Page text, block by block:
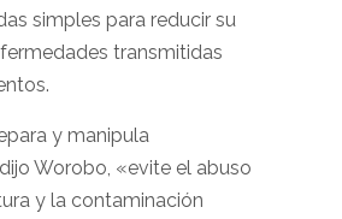
simples para reducir su
transmitidas
y manipula
Worobo, «evite el abuso
y la contaminación